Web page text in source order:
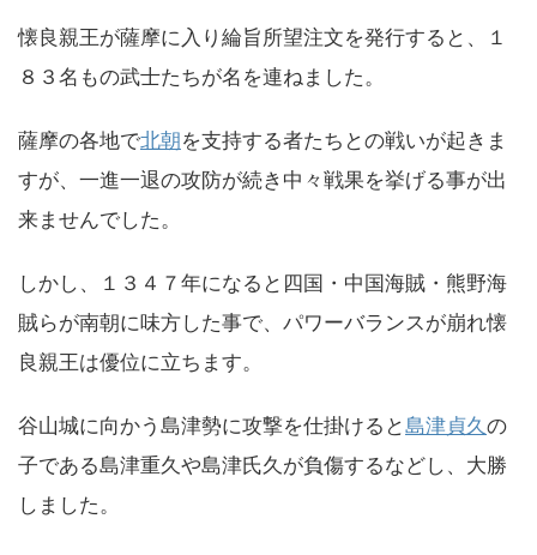
懐良親王が薩摩に入り綸旨所望注文を発行すると、１
８３名もの武士たちが名を連ねました。
薩摩の各地で北朝を支持する者たちとの戦いが起きま
すが、一進一退の攻防が続き中々戦果を挙げる事が出
来ませんでした。
しかし、１３４７年になると四国・中国海賊・熊野海
賊らが南朝に味方した事で、パワーバランスが崩れ懐
良親王は優位に立ちます。
谷山城に向かう島津勢に攻撃を仕掛けると島津貞久の
子である島津重久や島津氏久が負傷するなどし、大勝
しました。